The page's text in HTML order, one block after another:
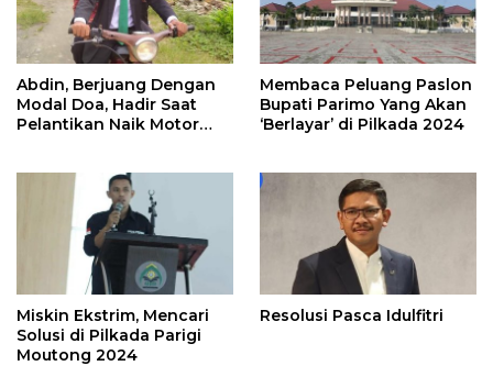
Abdin, Berjuang Dengan
Modal Doa, Hadir Saat
Pelantikan Naik Motor
Membaca Peluang Paslon
Bupati Parimo Yang Akan
‘Berlayar’ di Pilkada 2024
Miskin Ekstrim, Mencari
Solusi di Pilkada Parigi
Moutong 2024
Resolusi Pasca Idulfitri